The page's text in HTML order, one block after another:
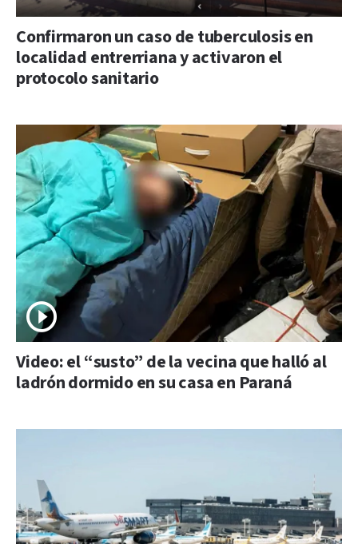
Confirmaron un caso de tuberculosis en
localidad entrerriana y activaron el
protocolo sanitario
Video: el “susto” de la vecina que halló al
ladrón dormido en su casa en Paraná